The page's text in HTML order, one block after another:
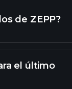
de ZEPP?
el último